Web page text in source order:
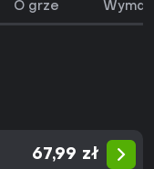
O grze
67,99 zł